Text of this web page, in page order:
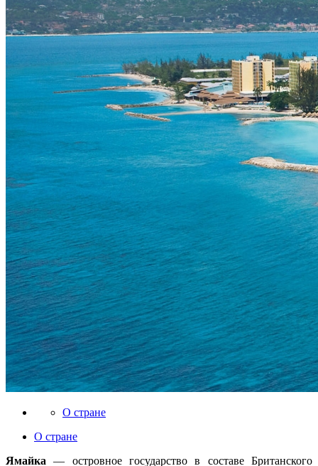
О стране
О стране
Ямайка— островное государство в составе Британского